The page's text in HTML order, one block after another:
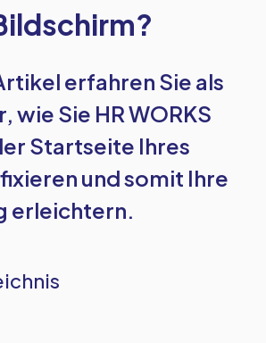
erfahren Sie als
wie Sie HR WORKS
Startseite Ihres
und somit Ihre
erleichtern.